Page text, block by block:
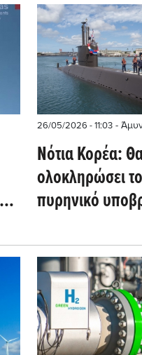
26/05/2026 - 11:03-
Νότια Κορέα:
ολοκληρώσει
πυρηνικό